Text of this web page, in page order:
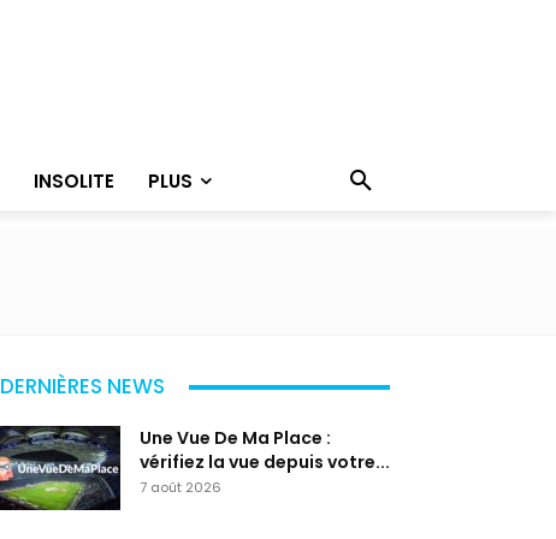
INSOLITE PLUS
DERNIÈRES NEWS
Une Vue De Ma Place :
vérifiez la vue depuis votre...
7 août 2026